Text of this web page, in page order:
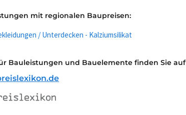
mit regionalen Baupreisen:
/ Unterdecken - Kalziumsilikat
Bauleistungen und Bauelemente finden Sie auf